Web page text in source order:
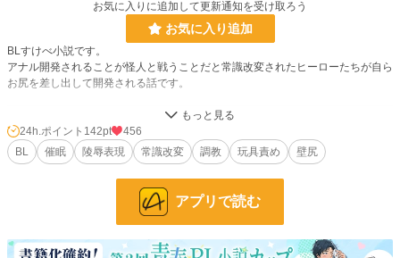
お気に入りに追加して更新通知を受け取ろう
お気に入り追加
BLすけべ小説です。
アナル開発されることが怪人と戦うことだと常識改変されたヒーローたちが自ら
お尻を差し出して開発される話です。
8,542 位 / 228,623 件
BL 1,749 位 / 31,393 件
文字数 11,367
24h.ポイント 142pt
456
BL
催眠 陵辱表現 常識改変 調教 玩具責め 壁尻
アプリで読む